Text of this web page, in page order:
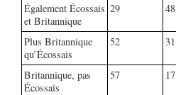
Également Écossais
et Britannique
29 48
Plus Britannique
qu’Écossais
52 31
Britannique, pas
Écossais
57 17